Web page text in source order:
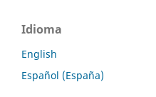
Idioma
English
Español (España)